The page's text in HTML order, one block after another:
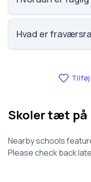
Faglig trivsel på
nummer 861 ud af
Hvad er
Tilføj
Skoler tæt på
Nearby schools
Please check back